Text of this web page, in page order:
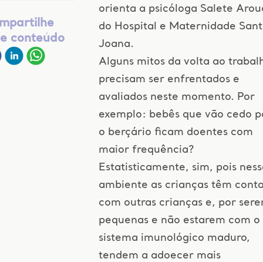
conteúdo
orienta a psicóloga Salete
do Hospital e Maternidade
Joana.
Alguns mitos da volta ao
precisam ser enfrentados e
avaliados neste momento. Por
exemplo: bebês que vão cedo
o berçário ficam doentes com
maior frequência?
Estatisticamente, sim, pois
ambiente as crianças têm
com outras crianças e, por
pequenas e não estarem com o
sistema imunológico maduro,
tendem a adoecer mais